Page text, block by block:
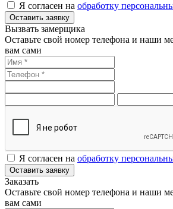
Я согласен на обработку
Оставить заявку
Вызвать замерщика
Оставьте свой номер телефона и наши
вам сами
Я согласен на обработку
Оставить заявку
Заказать
Оставьте свой номер телефона и наши
вам сами